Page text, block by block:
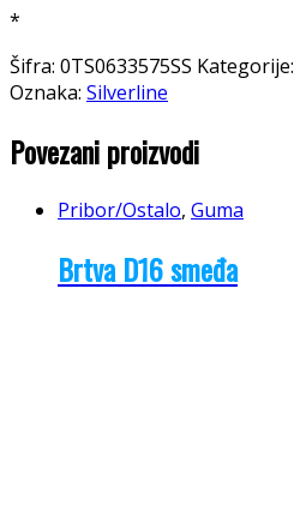
*
Šifra: 0TS0633575SS Kategorije:
Oznaka: Silverline
Povezani proizvodi
Pribor/Ostalo, Guma
Brtva D16 smeđa